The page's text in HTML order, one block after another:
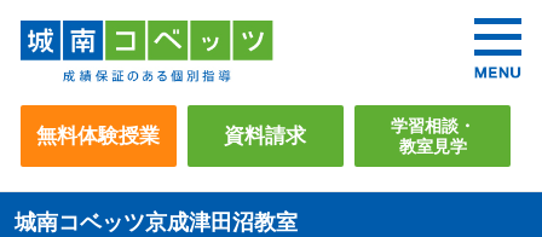
無料体験授業 資料請求
学習相談・
教室見学
城南コベッツ京成津田沼教室